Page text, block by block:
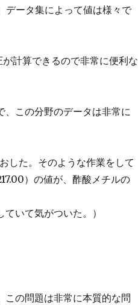
ータ集によって値は様々で
計算できるので非常に便利な
、この分野のデータは非常に
した。そのような作業をして
）の値が、酢酸メチルの
いて気がついた。）
この問題は非常に本質的な問